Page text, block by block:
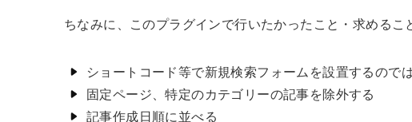
ちなみに、このプラグインで行いたかったこと・求めるこ
ショートコード等で新規検索フォームを設置するので
固定ページ、特定のカテゴリーの記事を除外する
記事作成日順に並べる